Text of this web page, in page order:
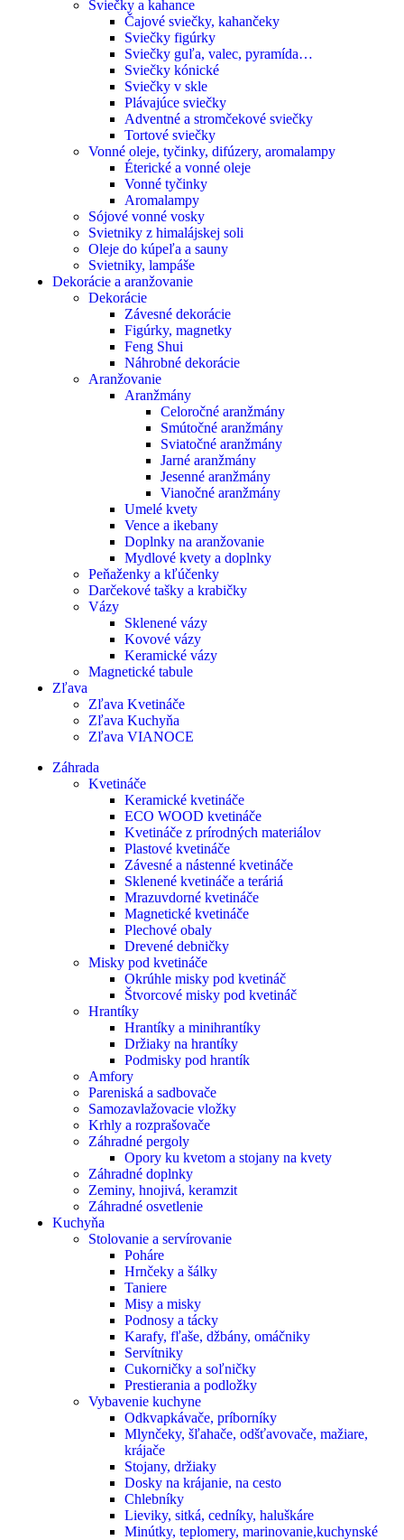
Sviečky a kahance
Čajové sviečky, kahančeky
Sviečky figúrky
Sviečky guľa, valec, pyramída…
Sviečky kónické
Sviečky v skle
Plávajúce sviečky
Adventné a stromčekové sviečky
Tortové sviečky
Vonné oleje, tyčinky, difúzery, aromalampy
Éterické a vonné oleje
Vonné tyčinky
Aromalampy
Sójové vonné vosky
Svietniky z himalájskej soli
Oleje do kúpeľa a sauny
Svietniky, lampáše
Dekorácie a aranžovanie
Dekorácie
Závesné dekorácie
Figúrky, magnetky
Feng Shui
Náhrobné dekorácie
Aranžovanie
Aranžmány
Celoročné aranžmány
Smútočné aranžmány
Sviatočné aranžmány
Jarné aranžmány
Jesenné aranžmány
Vianočné aranžmány
Umelé kvety
Vence a ikebany
Doplnky na aranžovanie
Mydlové kvety a doplnky
Peňaženky a kľúčenky
Darčekové tašky a krabičky
Vázy
Sklenené vázy
Kovové vázy
Keramické vázy
Magnetické tabule
Zľava
Zľava Kvetináče
Zľava Kuchyňa
Zľava VIANOCE
Záhrada
Kvetináče
Keramické kvetináče
ECO WOOD kvetináče
Kvetináče z prírodných materiálov
Plastové kvetináče
Závesné a nástenné kvetináče
Sklenené kvetináče a teráriá
Mrazuvdorné kvetináče
Magnetické kvetináče
Plechové obaly
Drevené debničky
Misky pod kvetináče
Okrúhle misky pod kvetináč
Štvorcové misky pod kvetináč
Hrantíky
Hrantíky a minihrantíky
Držiaky na hrantíky
Podmisky pod hrantík
Amfory
Pareniská a sadbovače
Samozavlažovacie vložky
Krhly a rozprašovače
Záhradné pergoly
Opory ku kvetom a stojany na kvety
Záhradné doplnky
Zeminy, hnojivá, keramzit
Záhradné osvetlenie
Kuchyňa
Stolovanie a servírovanie
Poháre
Hrnčeky a šálky
Taniere
Misy a misky
Podnosy a tácky
Karafy, fľaše, džbány, omáčniky
Servítniky
Cukorničky a soľničky
Prestierania a podložky
Vybavenie kuchyne
Odkvapkávače, príborníky
Mlynčeky, šľahače, odšťavovače, mažiare,
krájače
Stojany, držiaky
Dosky na krájanie, na cesto
Chlebníky
Lieviky, sitká, cedníky, haluškáre
Minútky, teplomery, marinovanie,kuchynské